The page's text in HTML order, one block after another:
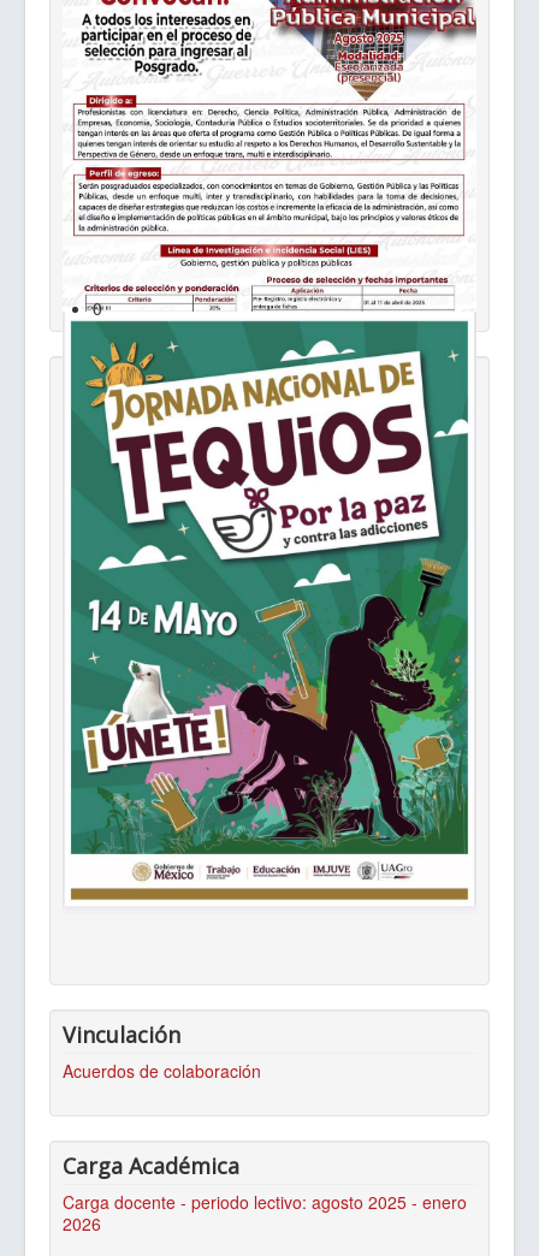
Convocatoria MAPM
0
Retribución Social
Vinculación
Acuerdos de colaboración
Carga Académica
Carga docente - periodo lectivo: agosto 2025 - enero
2026